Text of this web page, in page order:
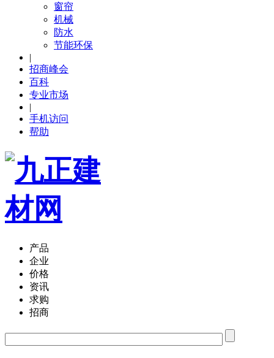
窗帘
机械
防水
节能环保
|
招商峰会
百科
专业市场
|
手机访问
帮助
产品
企业
价格
资讯
求购
招商